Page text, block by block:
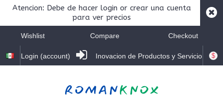
Atencion: Debe de hacer login or crear una cuenta
para ver precios
Wishlist Compare Checkout
$
Login (account) Inovacion de Productos y Servicio